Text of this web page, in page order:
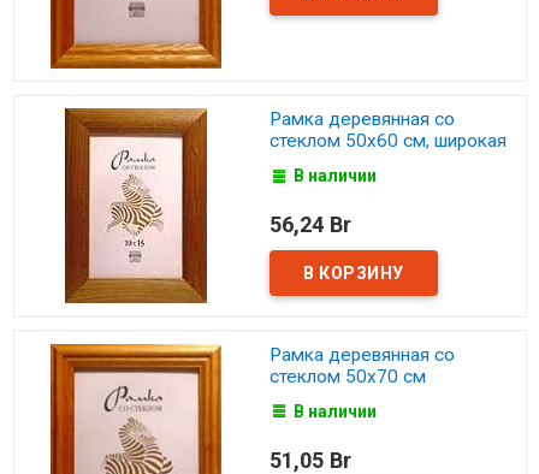
Рамка деревянная со
стеклом 50х60 см, широкая
В наличии
56,24 Br
Рамка деревянная со
стеклом 50х70 см
В наличии
51,05 Br